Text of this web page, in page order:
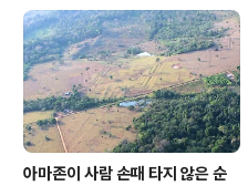
아마존이 사람 손때 타지 않은 순